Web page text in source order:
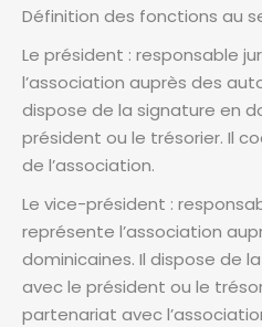
Définition des fonctions au
Le président : responsable
l’association auprès des
dispose de la signature en
président ou le trésorier. Il
de l’association.
Le vice-président :
représente l’association
dominicaines. Il dispose de
avec le président ou le
partenariat avec